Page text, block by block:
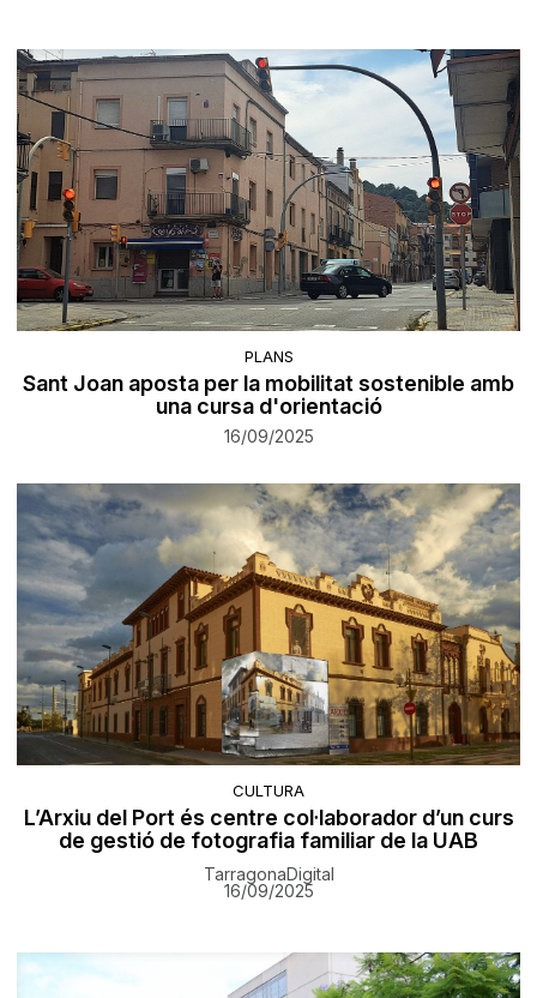
PLANS
Sant Joan aposta per la mobilitat sostenible amb
una cursa d'orientació
16/09/2025
CULTURA
L’Arxiu del Port és centre col·laborador d’un curs
de gestió de fotografia familiar de la UAB
TarragonaDigital
16/09/2025